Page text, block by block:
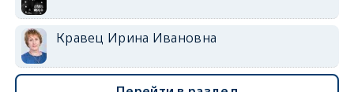
Кравец Ирина Ивановна